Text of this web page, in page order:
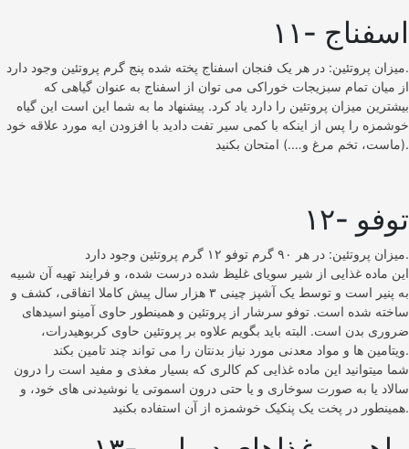
۱۱- اسفناج
میزان پروتئین: در هر یک فنجان اسفناج پخته شده پنج گرم پروتئین وجود دارد.
از میان تمام سبزیجات خوراکی می توان از اسفناج به عنوان گیاهی که
بیشترین میزان پروتئین را دارد یاد کرد. پیشنهاد ما به شما این است این گیاه
خوشمزه را پس از اینکه با کمی سیر تفت دادید با افزودن ایه مورد علاقه خود
(ماست، تخم مرغ و….) امتحان بکنید.
۱۲- توفو
میزان پروتئین: در هر ۹۰ گرم توفو ۱۲ گرم پروتئین وجود دارد.
این ماده غذایی از شیر سویای غلیظ شده درست شده، و فرایند تهیه آن شبیه
به پنیر است و توسط یک آشپز چینی ۳ هزار سال پیش کاملا اتفاقی، کشف و
ساخته شده است. توفو سرشار از پروتئین و همینطور حاوی آمینو اسیدهای
ضروری بدن است. البته باید بگویم علاوه بر پروتئین حاوی کربوهیدرات،
ویتامین ها و مواد معدنی مورد نیاز بدنتان را می تواند چند تامین بکند.
شما میتوانید این ماده غذایی کم کالری که بسیار مغذی و مفید است را درون
سالاد یا به صورت سوخاری و یا حتی درون اسموتی یا نوشیدنی های خود، و
همینطور در پخت یک پنکیک خوشمزه از آن استفاده بکنید.